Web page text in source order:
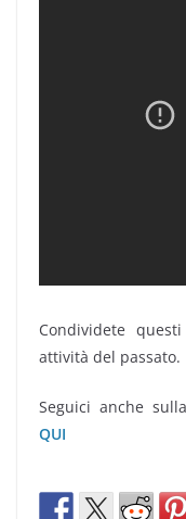
Condividete
attività del passato.
Seguici anche
QUI